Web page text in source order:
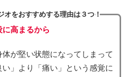
オをおすすめする理由は３つ！
高まるから
が堅い状態になってしまって
」より「痛い」という感覚に